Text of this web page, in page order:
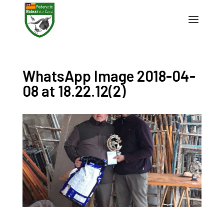
WhatsApp Image 2018-04-
08 at 18.22.12(2)